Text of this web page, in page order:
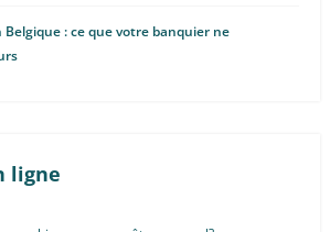
: ce que votre banquier ne
ligne